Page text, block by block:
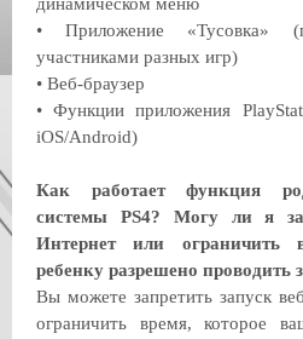
динамическом меню
•
Приложение «Тусовка»
участниками разных игр)
• Веб-браузер
• Функции приложения
iOS/Android)
Как работает функция
системы PS4? Могу ли я
Интернет или ограничить
ребенку разрешено проводить
Вы можете запретить запуск
ограничить время, которое